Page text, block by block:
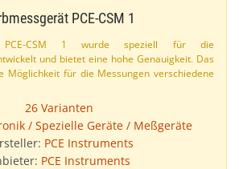
PCE-​CSM 1
PCE-​CSM 1 wurde speziell für die
und bietet eine hohe Genauigkeit. Das
Möglichkeit für die Messungen verschiedene
26 Varianten
/ Spezielle Geräte / Meßgeräte
PCE Instruments
PCE Instruments